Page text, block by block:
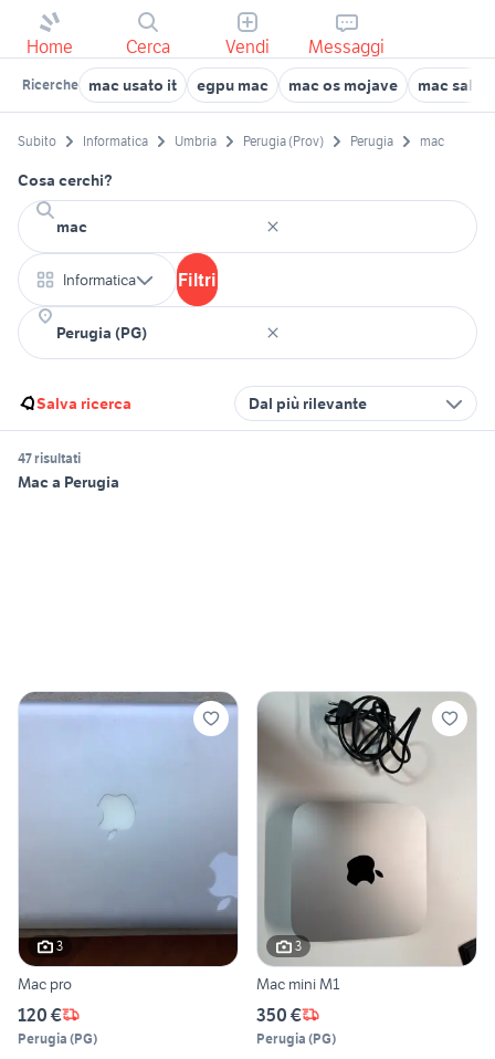
Home Cerca Vendi Messaggi
Ricerche mac usato it egpu mac mac os mojave mac
Subito Informatica Umbria Perugia (Prov) Perugia mac
Cosa cerchi?
Informatica Filtri
Salva ricerca Dal più rilevante
47 risultati
Mac a Perugia
3
Mac pro
120 €
Perugia (PG)
3
Mac mini M1
350 €
Perugia (PG)